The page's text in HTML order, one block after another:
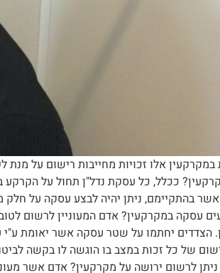
ככלל, כל עסקת נדל"ן תחול על
אשר בהתקיימם, ניתן יהיה לבצע עסקה על
עסקה במקרקעין? אדם המעוניין לרשום
הצדדים יחתמו על שטר עסקה אשר יאומת
של כל זכות במצב בו הוגשה לו בקשה
לרשום ירושה על מקרקעין? אדם אשר